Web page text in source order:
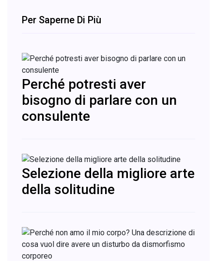
Per Saperne Di Più
Perché potresti aver
bisogno di parlare con un
consulente
Selezione della migliore arte
della solitudine